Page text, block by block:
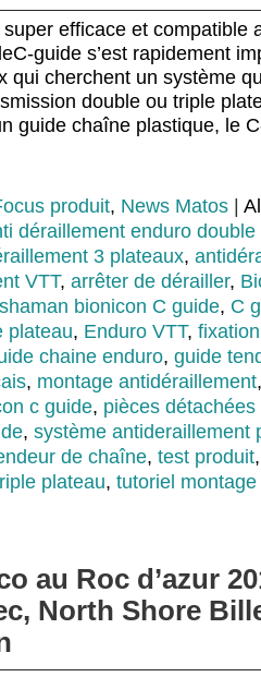
efficace et compatible
guide s’est rapidement
qui cherchent un système
double ou triple
guide chaîne plastique, le
produit, News Matos
déraillement enduro double
3 plateaux,
VTT, arrêter de dérailler,
bionicon C guide, C
plateau, Enduro VTT,
chaine enduro, guide
, montage antidéraillement
c guide, pièces détachées
, système antideraillement
de chaîne, test produit
plateau, tutoriel
au Roc d’azur
North Shore